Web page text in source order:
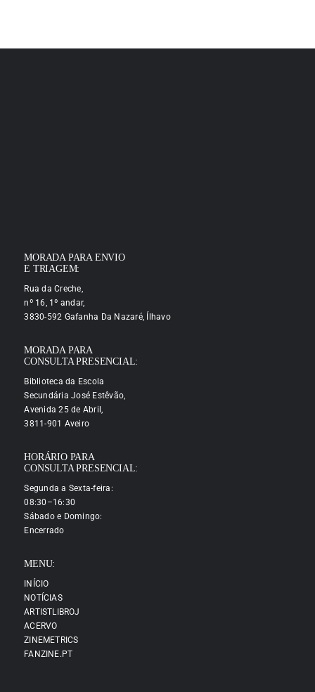
MORADA PARA ENVIO
E TRIAGEM:
Rua da Creche,
nº 16, 1º andar,
3830-592 Gafanha Da Nazaré, Ílhavo
MORADA PARA
CONSULTA PRESENCIAL:
Biblioteca da Escola
Secundária José Estêvão,
Avenida 25 de Abril,
3811-901 Aveiro
HORÁRIO PARA
CONSULTA PRESENCIAL:
Segunda a Sexta-feira:
08:30–16:30
Sábado e Domingo:
Encerrado
MENU:
INÍCIO
NOTÍCIAS
ARTISTLIBROJ
ACERVO
ZINEMETRICS
FANZINE.PT